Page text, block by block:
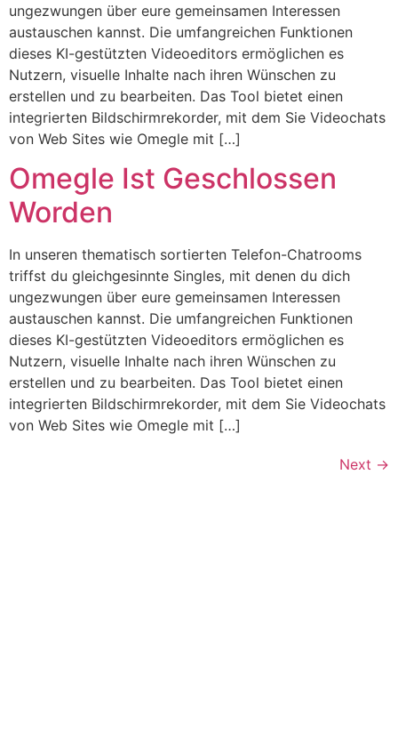
ungezwungen über eure gemeinsamen Interessen
austauschen kannst. Die umfangreichen Funktionen
dieses KI-gestützten Videoeditors ermöglichen es
Nutzern, visuelle Inhalte nach ihren Wünschen zu
erstellen und zu bearbeiten. Das Tool bietet einen
integrierten Bildschirmrekorder, mit dem Sie Videochats
von Web Sites wie Omegle mit […]
Omegle Ist Geschlossen
Worden
In unseren thematisch sortierten Telefon-Chatrooms
triffst du gleichgesinnte Singles, mit denen du dich
ungezwungen über eure gemeinsamen Interessen
austauschen kannst. Die umfangreichen Funktionen
dieses KI-gestützten Videoeditors ermöglichen es
Nutzern, visuelle Inhalte nach ihren Wünschen zu
erstellen und zu bearbeiten. Das Tool bietet einen
integrierten Bildschirmrekorder, mit dem Sie Videochats
von Web Sites wie Omegle mit […]
Next →